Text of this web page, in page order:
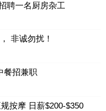
聘一名厨房杂工
非诚勿扰！
餐招兼职
按摩 日薪$200-$350